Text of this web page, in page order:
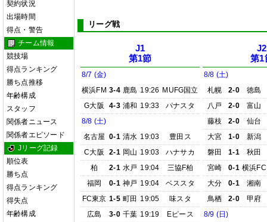
契約状況
出場時間
得点・警告
チーム情報
競技場
得点ランキング
勝ち点推移
年齢構成
スタッフ
関係者ニュース
関係者エピソード
Jリーグ記録
順位表
勝ち点
得点ランキング
得失点
年齢構成
リーグ戦
J1
第1節
8/7 (金)
横浜FM 3-4 鹿島 19:26 MUFG国立
G大阪
4-3 浦和 19:33
パナスタ
8/8 (土)
名古屋 0-1 清水 19:03
豊田ス
C大阪
2-1 岡山 19:03
ハナサカ
柏
2-1 水戸 19:04
三協F柏
福岡
0-1 神戸 19:04
ベススタ
FC東京 1-5 町田 19:05
味スタ
広島
3-0 千葉 19:19
Eピース
J2
第1
8/8 (土)
札幌
2-0
徳島
八戸
2-0
富山
藤枝
2-0
仙台
大宮
1-0
新潟
磐田
1-1
秋田
宮崎
0-1 横浜FC
大分
0-1
湘南
鳥栖
2-0
甲府
8/9 (日)